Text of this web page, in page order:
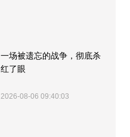
一场被遗忘的战争，彻底杀
红了眼
2026-08-06 09:40:03